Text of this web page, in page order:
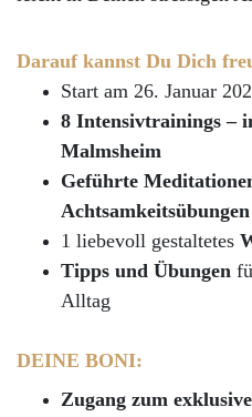
Darauf kannst Du Dich
Start am 26. Januar
8 Intensivtrainings –
Malmsheim
Geführte
Achtsamkeitsübungen
1 liebevoll gestaltetes
Tipps und Übungen
Alltag
DEINE BONI:
Zugang zum